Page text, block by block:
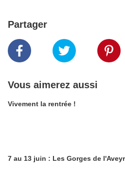
Partager
Vous aimerez aussi
Vivement la rentrée !
7 au 13 juin : Les Gorges de